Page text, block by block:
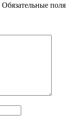
Обязательные поля